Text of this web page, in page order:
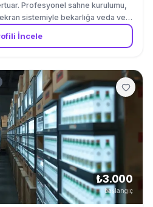
Profesyonel sahne kurulumu,
sistemiyle bekarlığa veda ve
İncele
₺3.000
başlangıç